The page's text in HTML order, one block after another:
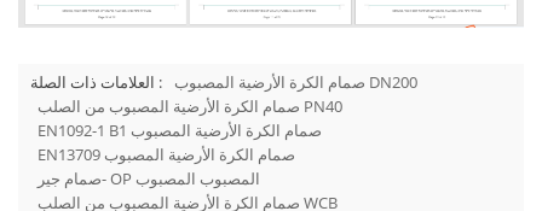
العلامات ذات الصلة :
صمام الكرة الأرضية المصبوب DN200
صمام الكرة الأرضية المصبوب من الصلب PN40
EN1092-1 B1 صمام الكرة الأرضية المصبوب
EN13709 صمام الكرة الأرضية المصبوب
صمام جير- OP المصبوب المصبوب
صمام الكرة الأرضية المصبوب من الصلب WCB